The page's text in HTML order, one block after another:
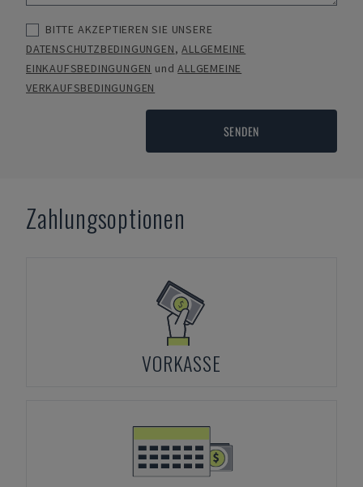
BITTE AKZEPTIEREN SIE UNSERE
DATENSCHUTZBEDINGUNGEN,ALLGEMEINE
EINKAUFSBEDINGUNGEN undALLGEMEINE
VERKAUFSBEDINGUNGEN
SENDEN
Zahlungsoptionen
VORKASSE